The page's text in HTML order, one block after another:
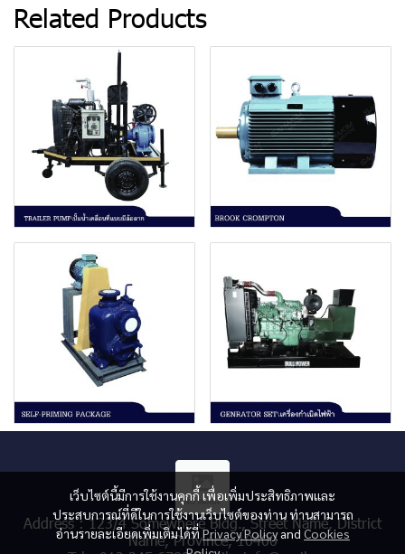
Related Products
เว็บไซต์นี้มีการใช้งานคุกกี้ เพื่อเพิ่มประสิทธิภาพและ
ประสบการณ์ที่ดีในการใช้งานเว็บไซต์ของท่าน ท่านสามารถ
อ่านรายละเอียดเพิ่มเติมได้ที่Privacy PolicyandCookies
Address : 123/4 Somewhere Bldg., Street Name, District
Name, Province, 10400